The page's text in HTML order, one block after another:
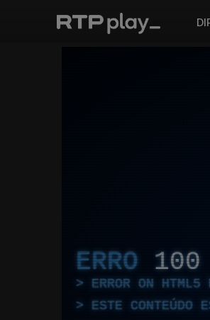
ERRO 100
ERROR ON HTML5
ESTE CONTEÚDO